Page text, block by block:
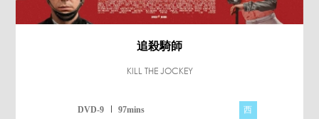
追殺騎師
KILL THE JOCKEY
DVD-9 97mins 西